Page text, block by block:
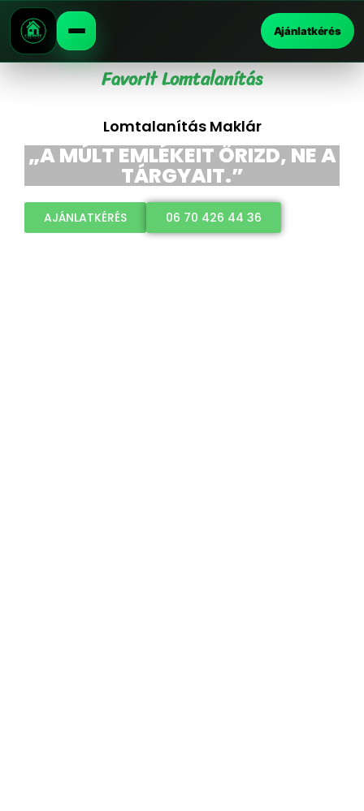
Ajánlatkérés
Favorit Lomtalanítás
Lomtalanítás Maklár
„A MÚLT EMLÉKEIT ŐRIZD, NE A
TÁRGYAIT.”
AJÁNLATKÉRÉS 06 70 426 44 36